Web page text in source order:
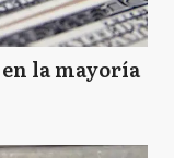
la mayoría